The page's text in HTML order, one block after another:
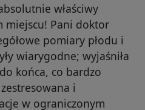
właściwy
miejscu! Pani doktor
pomiary płodu i
wiarygodne; wyjaśniła
końca, co bardzo
i
w ograniczonym